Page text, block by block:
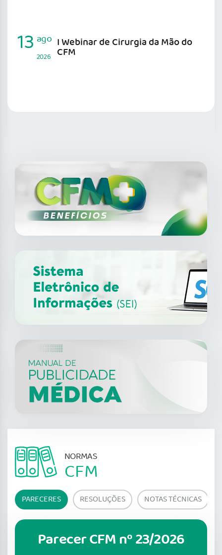
I Webinar de Cirurgia da Mão do
CFM
13 ago
2026
SAIBA MAIS
XII Fórum de Medicina do
Trabalho do CFM
14 ago
2026
NORMAS
CFM
PARECERES RESOLUÇÕES NOTAS TÉCNICAS
Parecer CFM nº 23/2026